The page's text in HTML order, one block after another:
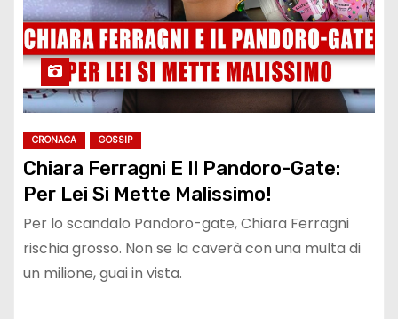
CRONACA GOSSIP
Chiara Ferragni E Il Pandoro-Gate:
Per Lei Si Mette Malissimo!
Per lo scandalo Pandoro-gate, Chiara Ferragni
rischia grosso. Non se la caverà con una multa di
un milione, guai in vista.